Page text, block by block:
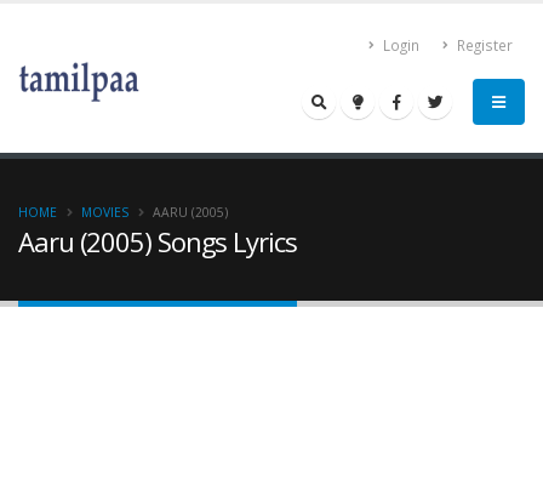
Login Register
Aaru (2005) Songs Lyrics
HOME MOVIES AARU (2005)